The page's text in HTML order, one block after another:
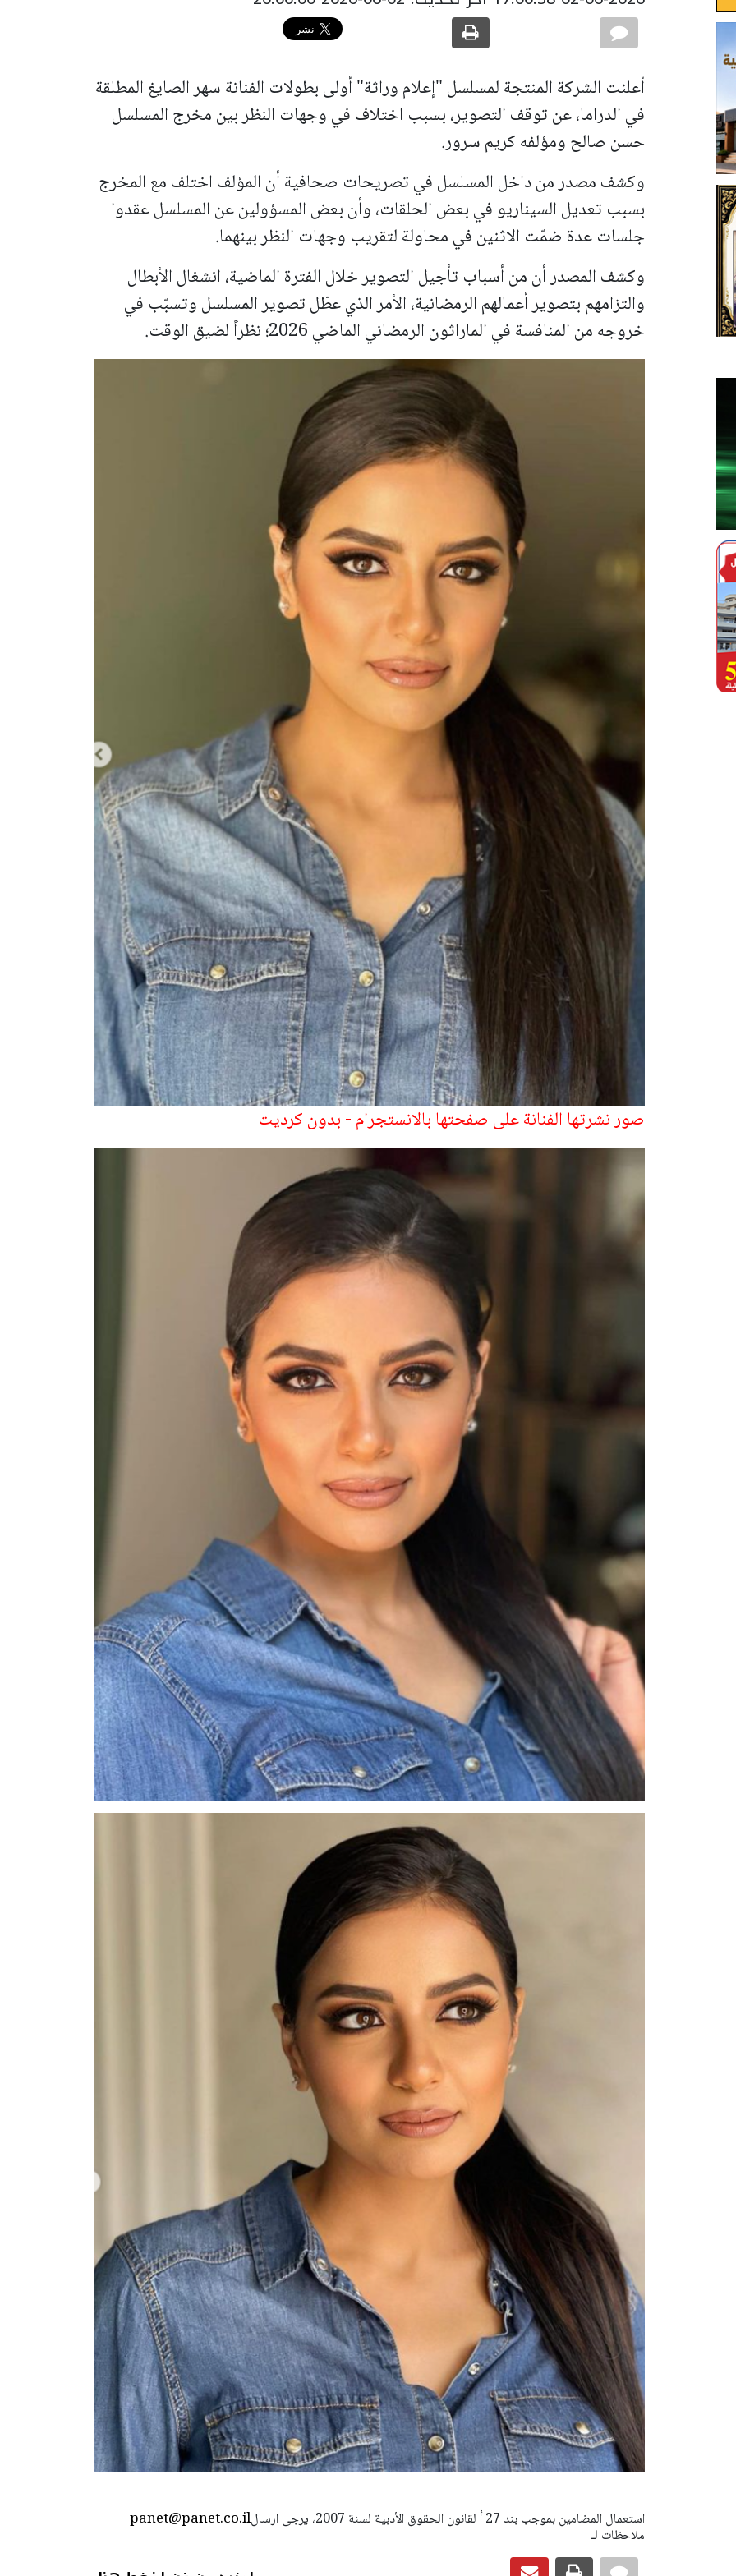
أعلنت الشركة المنتجة لمسلسل "إعلام وراثة" أولى بطولات الفنانة سهر الصايغ المطلقة
في الدراما، عن توقف التصوير، بسبب اختلاف في وجهات النظر بين مخرج المسلسل
حسن صالح ومؤلفه كريم سرور.
وكشف مصدر من داخل المسلسل في تصريحات صحافية أن المؤلف اختلف مع المخرج
بسبب تعديل السيناريو في بعض الحلقات، وأن بعض المسؤولين عن المسلسل عقدوا
جلسات عدة ضمّت الاثنين في محاولة لتقريب وجهات النظر بينهما.
وكشف المصدر أن من أسباب تأجيل التصوير خلال الفترة الماضية، انشغال الأبطال
والتزامهم بتصوير أعمالهم الرمضانية، الأمر الذي عطّل تصوير المسلسل وتسبّب في
خروجه من المنافسة في الماراثون الرمضاني الماضي 2026؛ نظراً لضيق الوقت.
صور نشرتها الفنانة على صفحتها بالانستجرام - بدون كرديت
panet@panet.co.ilاستعمال المضامين بموجب بند 27 أ لقانون الحقوق الأدبية لسنة 2007، يرجى ارسال
ملاحظات لـ